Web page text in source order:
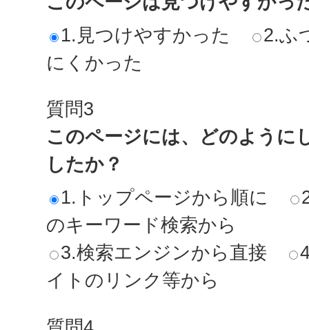
1.見つけやすかった
2.ふ
にくかった
質問3
このページには、どのように
したか？
1.トップページから順に
のキーワード検索から
3.検索エンジンから直接
イトのリンク等から